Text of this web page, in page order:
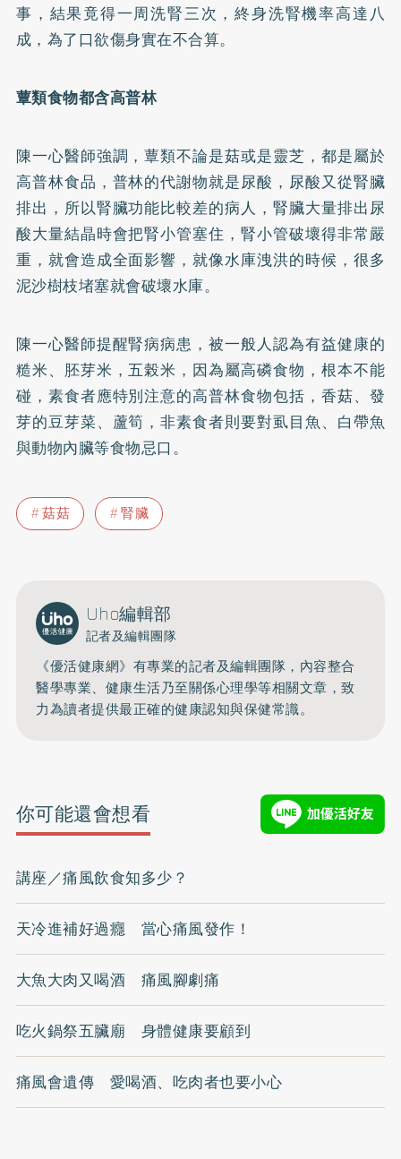
事，結果竟得一周洗腎三次，終身洗腎機率高達八
成，為了口欲傷身實在不合算。
蕈類食物都含高普林
陳一心醫師強調，蕈類不論是菇或是靈芝，都是屬於
高普林食品，普林的代謝物就是尿酸，尿酸又從腎臟
排出，所以腎臟功能比較差的病人，腎臟大量排出尿
酸大量結晶時會把腎小管塞住，腎小管破壞得非常嚴
重，就會造成全面影響，就像水庫洩洪的時候，很多
泥沙樹枝堵塞就會破壞水庫。
陳一心醫師提醒腎病病患，被一般人認為有益健康的
糙米、胚芽米，五榖米，因為屬高磷食物，根本不能
碰，素食者應特別注意的高普林食物包括，香菇、發
芽的豆芽菜、蘆筍，非素食者則要對虱目魚、白帶魚
與動物內臟等食物忌口。
菇菇 腎臟
Uho編輯部
記者及編輯團隊
《優活健康網》有專業的記者及編輯團隊，內容整合
醫學專業、健康生活乃至關係心理學等相關文章，致
力為讀者提供最正確的健康認知與保健常識。
你可能還會想看
講座／痛風飲食知多少？
天冷進補好過癮 當心痛風發作！
大魚大肉又喝酒 痛風腳劇痛
吃火鍋祭五臟廟 身體健康要顧到
痛風會遺傳 愛喝酒、吃肉者也要小心